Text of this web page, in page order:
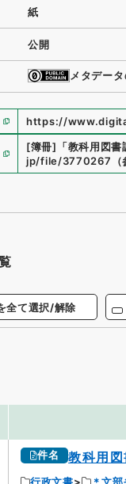
紙
公開
メタデー
https://
[簿冊] 「教科用図書
jp/file/3770267 （
全て選択/解除
件名 教科用図
行政文書 ＊文部